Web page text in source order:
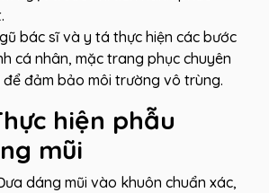
bác sĩ và y tá thực hiện các bước
cá nhân, mặc trang phục chuyên
để đảm bảo môi trường vô trùng.
hiện phẫu
mũi
dáng mũi vào khuôn chuẩn xác,